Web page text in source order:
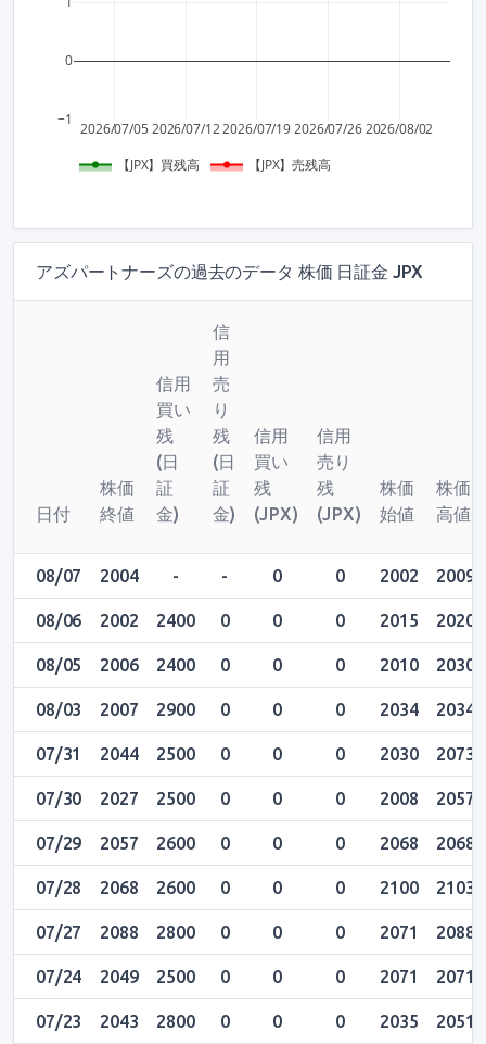
2026/07/05 2026/07/122026/07/192026/07/262026/08/02
−1
0
【JPX】買残高 【JPX】売残高
アズパートナーズの過去のデータ 株価 日証金 JPX
日付
株価
終値
信用
買い
残
(日
証
金)
信
用
売
り
残
(日
証
金)
信用
買い
残
(JPX)
信用
売り
残
(JPX)
株価
始値
株価
高値
08/07 2004 - - 0 0 2002 2009
08/06 2002 2400 0 0 0 2015 2020
08/05 2006 2400 0 0 0 2010 2030
08/03 2007 2900 0 0 0 2034 2034
07/31 2044 2500 0 0 0 2030 2073
07/30 2027 2500 0 0 0 2008 2057
07/29 2057 2600 0 0 0 2068 2068
07/28 2068 2600 0 0 0 2100 2103
07/27 2088 2800 0 0 0 2071 2088
07/24 2049 2500 0 0 0 2071 2071
07/23 2043 2800 0 0 0 2035 2051